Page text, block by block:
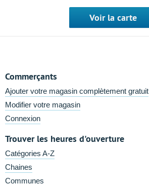
Voir la carte
Commerçants
Ajouter votre magasin complètement gratuit
Modifier votre magasin
Connexion
Trouver les heures d'ouverture
Catégories A-Z
Chaines
Communes